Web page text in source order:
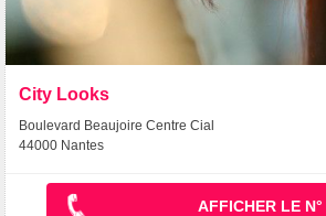
City Looks
Boulevard Beaujoire Centre Cial
44000 Nantes
AFFICHER LE N°